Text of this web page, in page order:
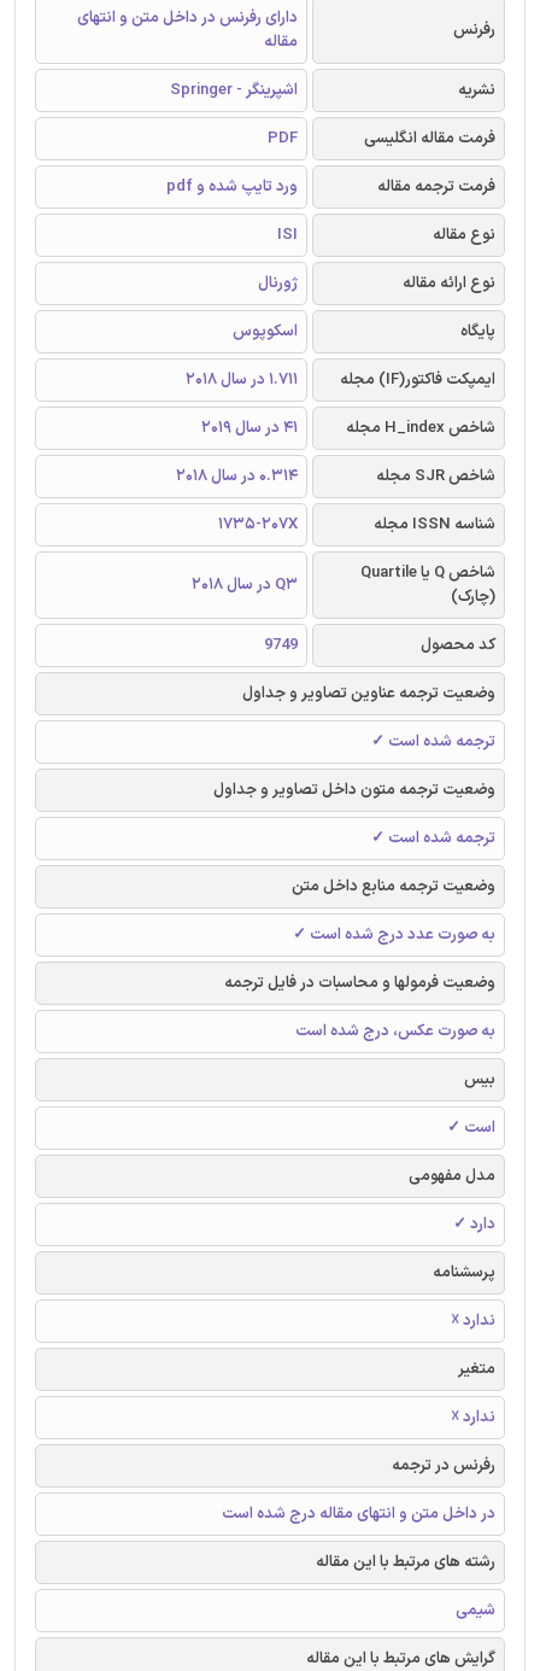
رفرنس
دارای رفرنس در داخل متن و انتهای
مقاله
نشریه
اشپرینگر - Springer
فرمت مقاله انگلیسی
PDF
فرمت ترجمه مقاله
ورد تایپ شده و pdf
نوع مقاله
ISI
نوع ارائه مقاله
ژورنال
پایگاه
اسکوپوس
ایمپکت فاکتور(IF) مجله
1.711 در سال 2018
شاخص H_index مجله
41 در سال 2019
شاخص SJR مجله
0.314 در سال 2018
شناسه ISSN مجله
1735-207X
شاخص Q یا Quartile
(چارک)
Q3 در سال 2018
کد محصول
9749
وضعیت ترجمه عناوین تصاویر و جداول
ترجمه شده است ✓
وضعیت ترجمه متون داخل تصاویر و جداول
ترجمه شده است ✓
وضعیت ترجمه منابع داخل متن
به صورت عدد درج شده است ✓
وضعیت فرمولها و محاسبات در فایل ترجمه
به صورت عکس، درج شده است
بیس
است ✓
مدل مفهومی
دارد ✓
پرسشنامه
ندارد ☓
متغیر
ندارد ☓
رفرنس در ترجمه
در داخل متن و انتهای مقاله درج شده است
رشته های مرتبط با این مقاله
شیمی
گرایش های مرتبط با این مقاله